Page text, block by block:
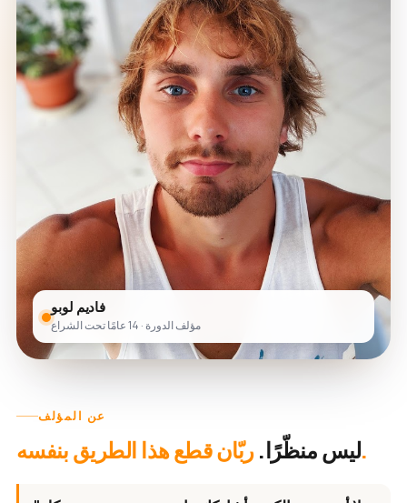
فاديم لوبو
مؤلف الدورة · 14 عامًا تحت الشراع
عن المؤلف
ليس منظّرًا.ربّان قطع هذا الطريق بنفسه.